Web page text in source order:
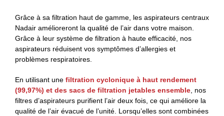
Dépannage
Professionnel
Accueil
Grâce à sa filtration haut de gamme, les aspirateurs centraux
Nadair amélioreront la qualité de l’air dans votre maison.
Grâce à leur système de filtration à haute efficacité, nos
aspirateurs réduisent vos symptômes d’allergies et
problèmes respiratoires.
En utilisant une filtration cyclonique à haut rendement
(99,97%) et des sacs de filtration jetables ensemble , nos
filtres d’aspirateurs purifient l’air deux fois, ce qui améliore la
qualité de l’air évacué de l’unité. Lorsqu’elles sont combinées